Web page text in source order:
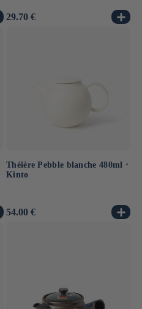
Prix
29.70 €
Théière Pebble blanche 480ml ⋅
Kinto
Prix
54.00 €